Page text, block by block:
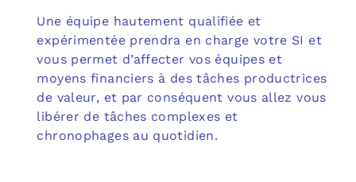
Une équipe hautement qualifiée et
expérimentée prendra en charge votre SI et
vous permet d’affecter vos équipes et
moyens financiers à des tâches productrices
de valeur, et par conséquent vous allez vous
libérer de tâches complexes et
chronophages au quotidien.